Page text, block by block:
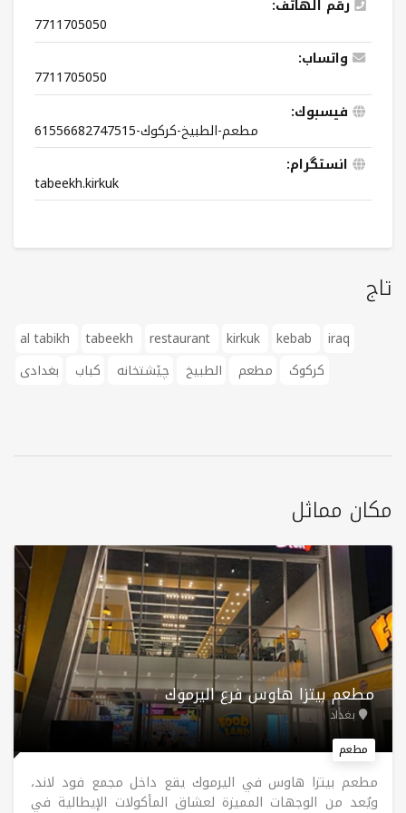
رقم الهاتف:
7711705050
واتساب:
7711705050
فيسبوك:
مطعم-الطبيخ-كركوك-61556682747515
انستگرام:
tabeekh.kirkuk
تاج
al tabikh tabeekh restaurant kirkuk kebab
iraq
کرکوک
مطعم الطبيخ چێشتخانە کباب بغدادی
مكان مماثل
مطعم بيتزا هاوس فرع اليرموك
بغداد
مطعم
مطعم بيتزا هاوس في اليرموك يقع داخل مجمع فود لاند،
ويُعد من الوجهات المميزة لعشاق المأكولات الإيطالية في